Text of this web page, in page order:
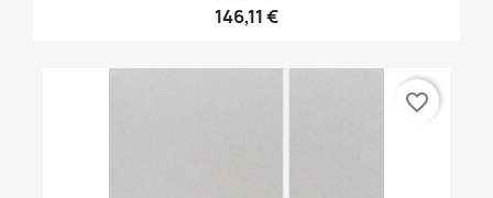
146,11 €
favorite_border